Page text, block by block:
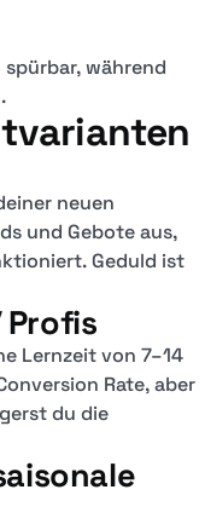
spürbar, während
neuen
und Gebote aus,
Geduld ist
Lernzeit von 7–14
Rate, aber
du die